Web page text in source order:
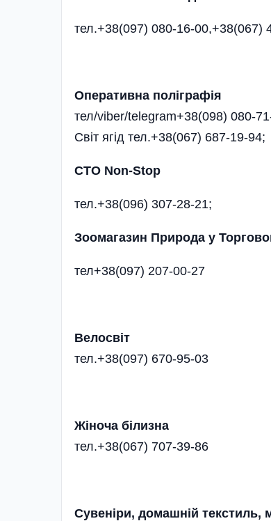
тел.+38(097) 080-16-00,+38(067)
Оперативна поліграфія
тел/viber/telegram+38(098) 080-
Світ ягід тел.+38(067) 687-19-94;
СТО Non-Stop
тел.+38(096) 307-28-21;
Зоомагазин Природа у
тел+38(097) 207-00-27
Велосвіт
тел.+38(097) 670-95-03
Жіноча білизна
тел.+38(067) 707-39-86
Сувеніри, домашній текстиль,